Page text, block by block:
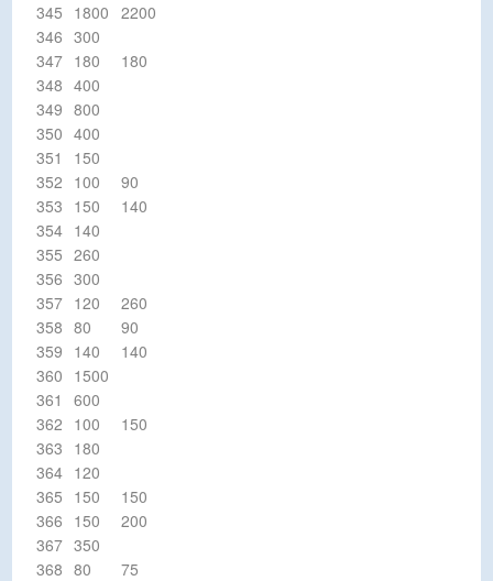
345 1800
2200
346 300
347 180
180
348 400
349 800
350 400
351
150
352 100
90
353 150
140
354 140
355 260
356 300
357 120
260
358 80
90
359 140
140
360 1500
361
600
362 100
150
363 180
364 120
365 150
150
366 150
200
367 350
368 80
75